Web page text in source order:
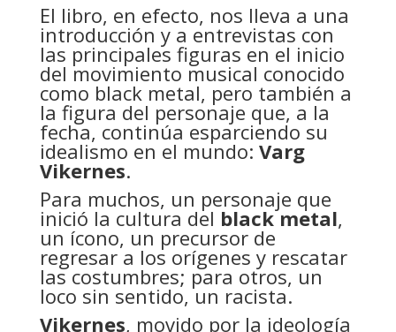
El libro, en efecto, nos lleva a una
introducción y a entrevistas con
las principales figuras en el inicio
del movimiento musical conocido
como black metal, pero también a
la figura del personaje que, a la
fecha, continúa esparciendo su
idealismo en el mundo: Varg
Vikernes.
Para muchos, un personaje que
inició la cultura del black metal,
un ícono, un precursor de
regresar a los orígenes y rescatar
las costumbres; para otros, un
loco sin sentido, un racista.
Vikernes, movido por la ideología